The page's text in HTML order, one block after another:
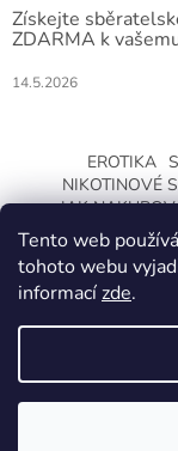
Tento web
tohoto webu
informacízde.
Získejte
ZDARMA k
14.5.2026
EROTIKA
NIKOTINOVÉ
JAK